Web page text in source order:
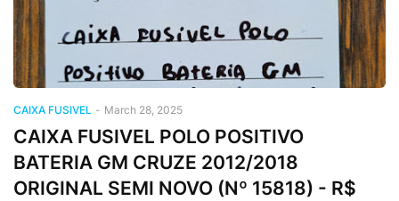
CAIXA FUSIVEL - March 28, 2025
CAIXA FUSIVEL POLO POSITIVO
BATERIA GM CRUZE 2012/2018
ORIGINAL SEMI NOVO (Nº 15818) - R$